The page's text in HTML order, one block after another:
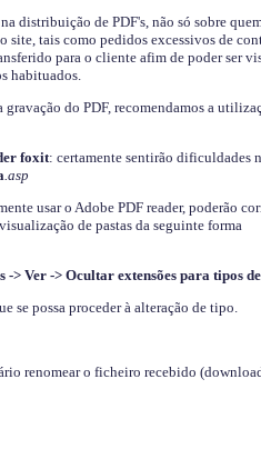
distribuição de PDF's, não só sobre
site, tais como pedidos excessivos de
para o cliente afim de poder ser
habituados.
do PDF, recomendamos a
foxit: certamente sentirão dificuldades
.asp
usar o Adobe PDF reader, poderão
de pastas da seguinte forma
-> Ver -> Ocultar extensões para tipos
se possa proceder à alteração de tipo.
renomear o ficheiro recebido